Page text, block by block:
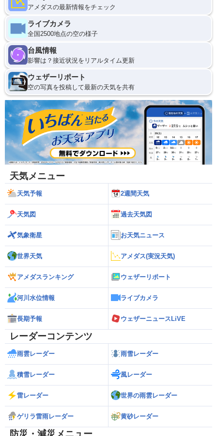
アメダスの最新情報をチェック
ライブカメラ
全国2500地点の空の様子
台風情報
影響は？接近状況をリアルタイム更新
ウェザーリポート
空の写真を投稿して最新の天気を共有
天気メニュー
天気予報 2週間天気
天気図 過去天気図
気象衛星 お天気ニュース
世界天気 アメダス(実況天気)
アメダスランキング ウェザーリポート
河川水位情報 ライブカメラ
長期予報 ウェザーニュースLiVE
レーダーコンテンツ
雨雲レーダー 雨雪レーダー
積雪レーダー 風レーダー
雷レーダー 世界の雨雲レーダー
ゲリラ雷雨レーダー 黄砂レーダー